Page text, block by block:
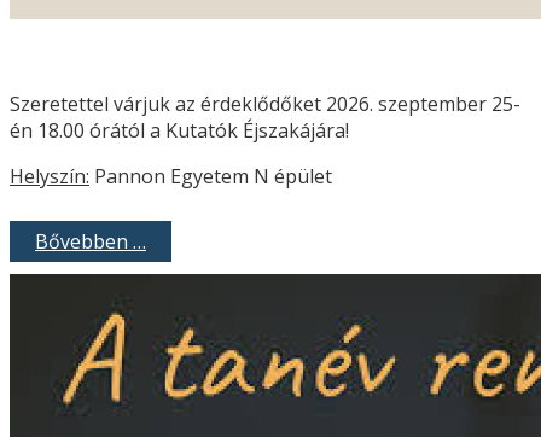
Szeretettel várjuk az érdeklődőket 2026. szeptember 25-
én 18.00 órától a Kutatók Éjszakájára!
Helyszín: Pannon Egyetem N épület
Bővebben …